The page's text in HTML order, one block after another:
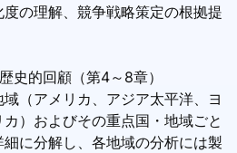
の理解、競争戦略策定の根拠提
史的回顧（第4～8章）
（アメリカ、アジア太平洋、ヨ
）およびその重点国・地域ごと
に分解し、各地域の分析には製